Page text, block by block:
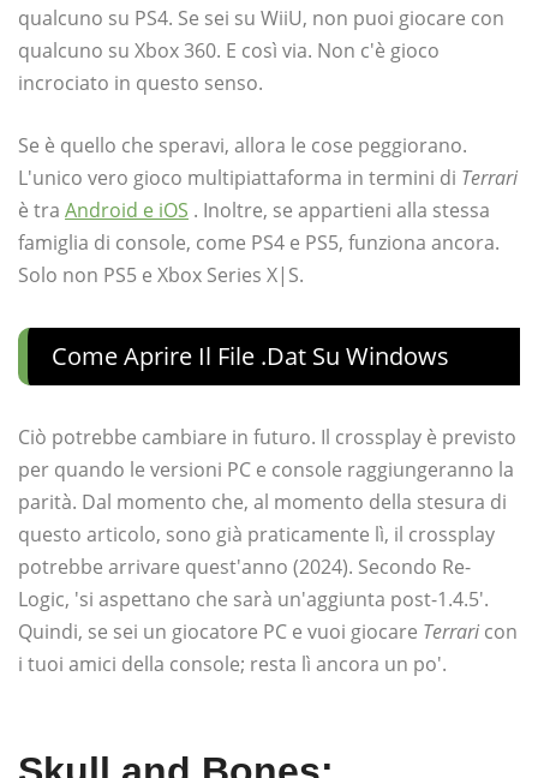
qualcuno su PS4. Se sei su WiiU, non puoi giocare con
qualcuno su Xbox 360. E così via. Non c'è gioco
incrociato in questo senso.
Se è quello che speravi, allora le cose peggiorano.
L'unico vero gioco multipiattaforma in termini di Terrari
è tra Android e iOS . Inoltre, se appartieni alla stessa
famiglia di console, come PS4 e PS5, funziona ancora.
Solo non PS5 e Xbox Series X|S.
Come Aprire Il File .dat Su Windows
Ciò potrebbe cambiare in futuro. Il crossplay è previsto
per quando le versioni PC e console raggiungeranno la
parità. Dal momento che, al momento della stesura di
questo articolo, sono già praticamente lì, il crossplay
potrebbe arrivare quest'anno (2024). Secondo Re-
Logic, 'si aspettano che sarà un'aggiunta post-1.4.5'.
Quindi, se sei un giocatore PC e vuoi giocare Terrari con
i tuoi amici della console; resta lì ancora un po'.